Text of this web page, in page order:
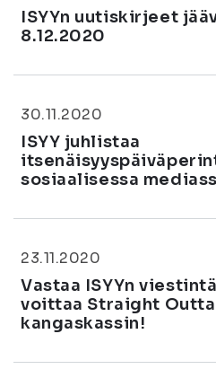
ISYYn uutiskirjeet
8.12.2020
30.11.2020
ISYY juhlistaa
sosiaalisessa
23.11.2020
Vastaa ISYYn
voittaa Straight
kangaskassin!